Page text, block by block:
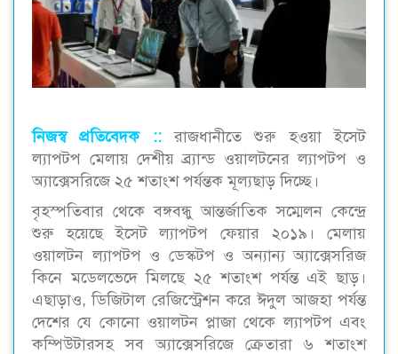
নিজস্ব প্রতিবেদক ::রাজধানীতে শুরু হওয়া ইসেট
ল্যাপটপ মেলায় দেশীয় ব্র্যান্ড ওয়ালটনের ল্যাপটপ ও
অ্যাক্সেসরিজে ২৫ শতাংশ পর্যন্তক মূল্যছাড় দিচ্ছে।
বৃহস্পতিবার থেকে বঙ্গবন্ধু আন্তর্জাতিক সম্মেলন কেন্দ্রে
শুরু হয়েছে ইসেট ল্যাপটপ ফেয়ার ২০১৯। মেলায়
ওয়ালটন ল্যাপটপ ও ডেস্কটপ ও অন্যান্য অ্যাক্সেসরিজ
কিনে মডেলভেদে মিলছে ২৫ শতাংশ পর্যন্ত এই ছাড়।
এছাড়াও, ডিজিটাল রেজিস্ট্রেশন করে ঈদুল আজহা পর্যন্ত
দেশের যে কোনো ওয়ালটন প্লাজা থেকে ল্যাপটপ এবং
কম্পিউটারসহ সব অ্যাক্সেসরিজে ক্রেতারা ৬ শতাংশ